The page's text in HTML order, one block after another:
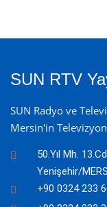
SUN RTV
SUN Radyo ve
Mersin'in
50.Yıl Mh.
Yenişehir/
+90 0324 233